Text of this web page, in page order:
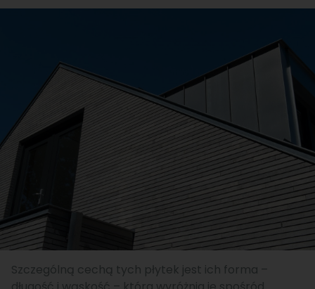
Szczególną cechą tych płytek jest ich forma –